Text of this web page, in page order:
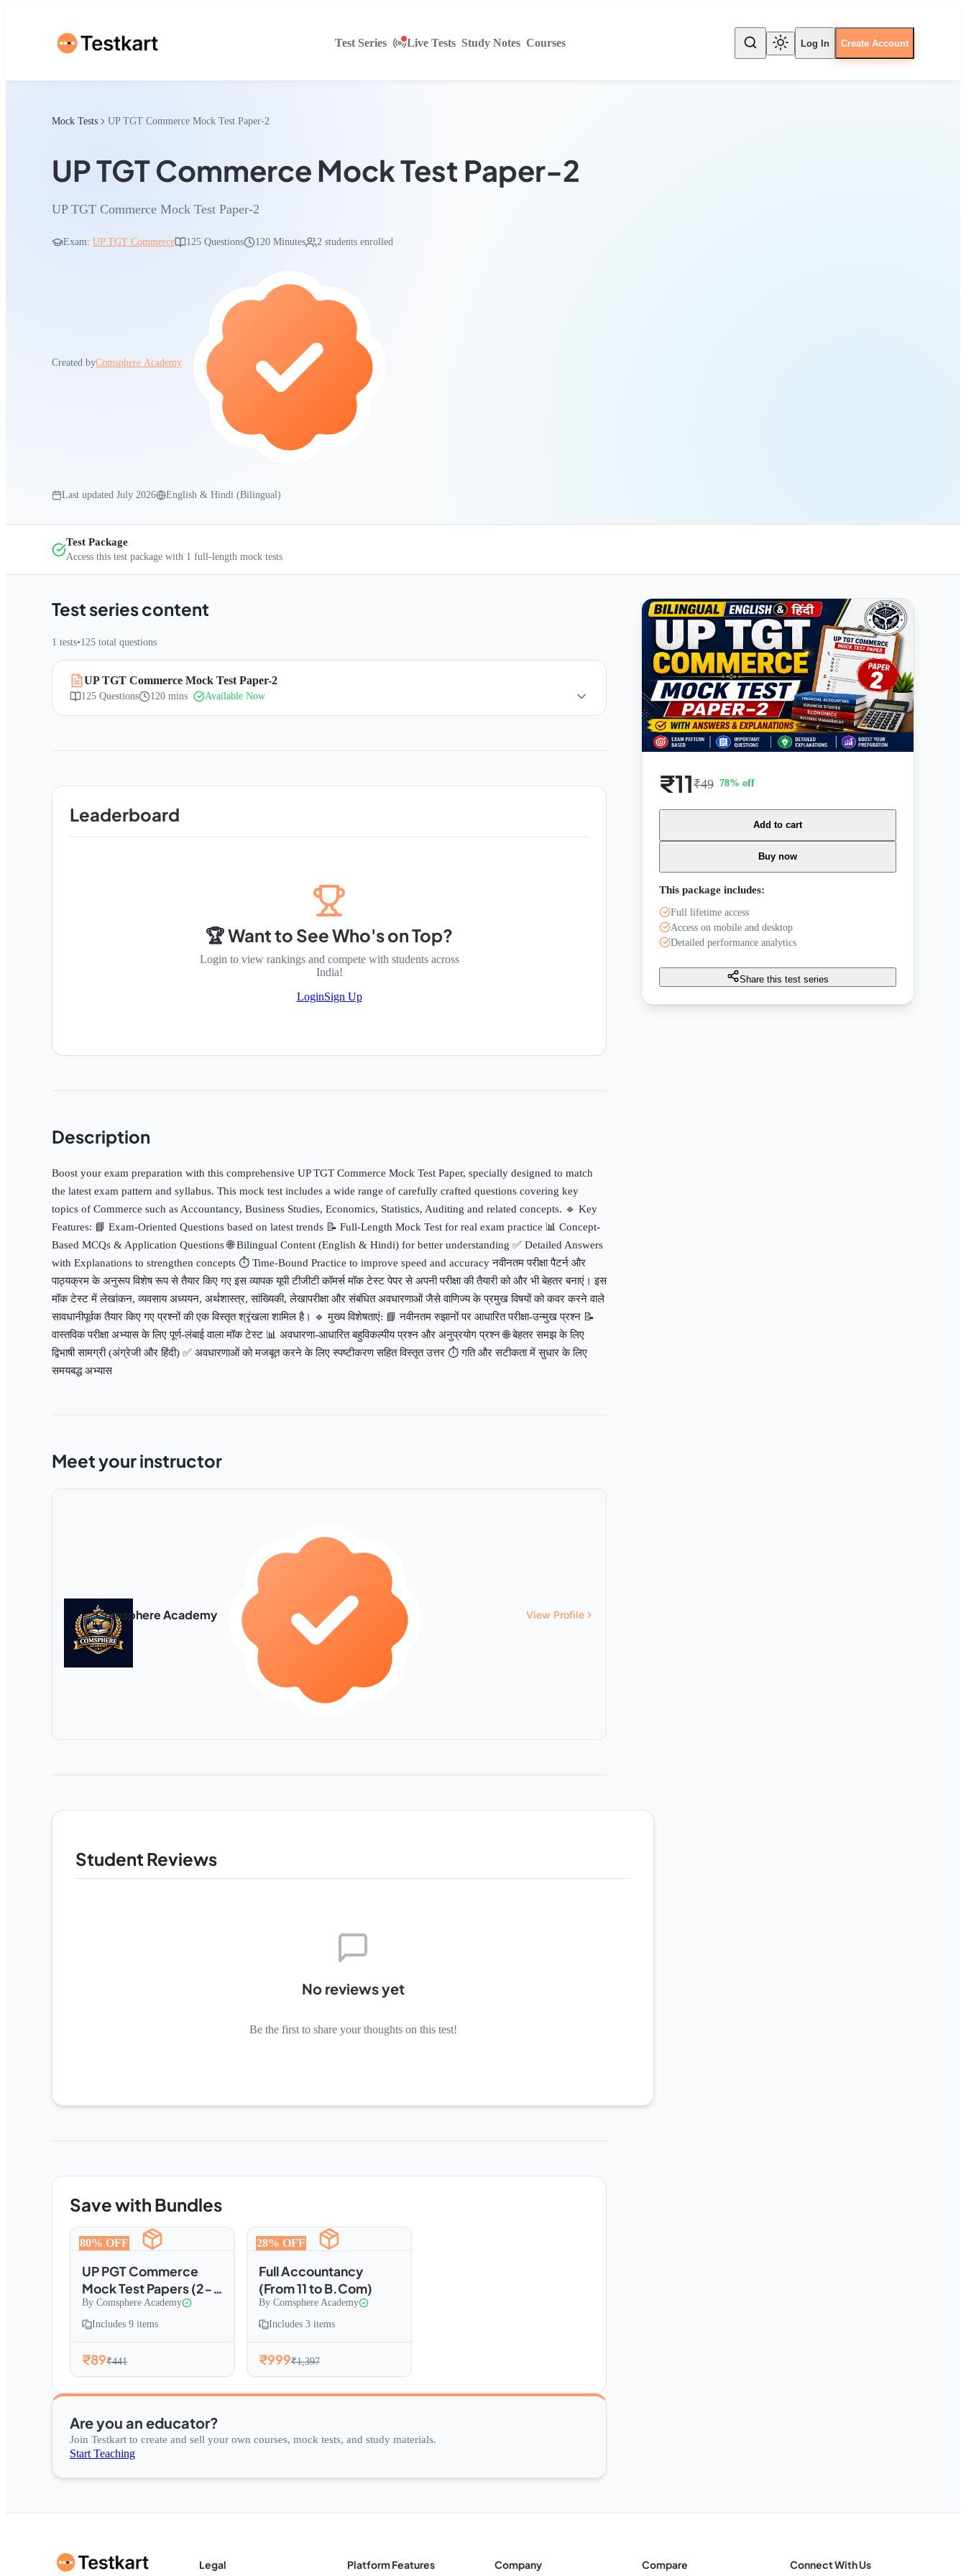
Test Series Live Tests Study Notes Courses Log In Create Account
Mock Tests UP TGT Commerce Mock Test Paper-2
UP TGT Commerce Mock Test Paper-2
UP TGT Commerce Mock Test Paper-2
Exam: UP TGT Commerce 125 Questions 120 Minutes 2 students enrolled
Created byComsphere Academy
Last updated July 2026 English & Hindi (Bilingual)
Test Package
Access this test package with 1 full-length mock tests
Test series content
1 tests•125 total questions
UP TGT Commerce Mock Test Paper-2
125 Questions 120 mins Available Now
Leaderboard
🏆 Want to See Who's on Top?
Login to view rankings and compete with students across
India!
LoginSign Up
Description
Boost your exam preparation with this comprehensive UP TGT Commerce Mock Test Paper, specially designed to match
the latest exam pattern and syllabus. This mock test includes a wide range of carefully crafted questions covering key
topics of Commerce such as Accountancy, Business Studies, Economics, Statistics, Auditing and related concepts. 🔹 Key
Features: 📘 Exam-Oriented Questions based on latest trends 📝 Full-Length Mock Test for real exam practice 📊 Concept-
Based MCQs & Application Questions 🌐 Bilingual Content (English & Hindi) for better understanding ✅ Detailed Answers
with Explanations to strengthen concepts ⏱️ Time-Bound Practice to improve speed and accuracy नवीनतम परीक्षा पैटर्न और
पाठ्यक्रम के अनुरूप विशेष रूप से तैयार किए गए इस व्यापक यूपी टीजीटी कॉमर्स मॉक टेस्ट पेपर से अपनी परीक्षा की तैयारी को और भी बेहतर बनाएं। इस
मॉक टेस्ट में लेखांकन, व्यवसाय अध्ययन, अर्थशास्त्र, सांख्यिकी, लेखापरीक्षा और संबंधित अवधारणाओं जैसे वाणिज्य के प्रमुख विषयों को कवर करने वाले
सावधानीपूर्वक तैयार किए गए प्रश्नों की एक विस्तृत श्रृंखला शामिल है। 🔹 मुख्य विशेषताएं: 📘 नवीनतम रुझानों पर आधारित परीक्षा-उन्मुख प्रश्न 📝
वास्तविक परीक्षा अभ्यास के लिए पूर्ण-लंबाई वाला मॉक टेस्ट 📊 अवधारणा-आधारित बहुविकल्पीय प्रश्न और अनुप्रयोग प्रश्न 🌐 बेहतर समझ के लिए
द्विभाषी सामग्री (अंग्रेजी और हिंदी) ✅ अवधारणाओं को मजबूत करने के लिए स्पष्टीकरण सहित विस्तृत उत्तर ⏱️ गति और सटीकता में सुधार के लिए
समयबद्ध अभ्यास
Meet your instructor
Comsphere Academy View Profile
Student Reviews
No reviews yet
Be the first to share your thoughts on this test!
Save with Bundles
80% OFF
UP PGT Commerce
Mock Test Papers (2-
9)
By Comsphere Academy
Includes 9 items
₹89₹441
28% OFF
Full Accountancy
(From 11 to B.Com)
By Comsphere Academy
Includes 3 items
₹999₹1,397
Are you an educator?
Join Testkart to create and sell your own courses, mock tests, and study materials.
Start Teaching
₹11₹49 78% off
Add to cart
Buy now
This package includes:
Full lifetime access
Access on mobile and desktop
Detailed performance analytics
Share this test series
Legal Platform Features Company Compare Connect With Us